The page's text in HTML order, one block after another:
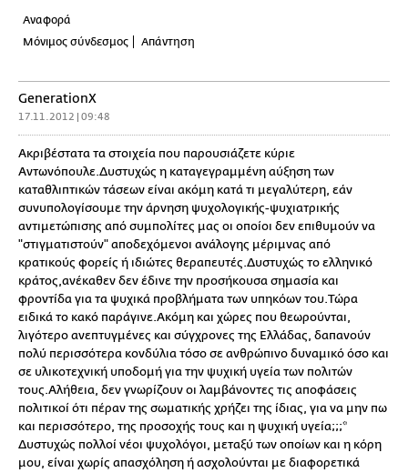
Αναφορά
Μόνιμος σύνδεσμος
Απάντηση
GenerationX
17.11.2012 | 09:48
Ακριβέστατα τα στοιχεία που παρουσιάζετε κύριε
Αντωνόπουλε.Δυστυχώς η καταγεγραμμένη αύξηση των
καταθλιπτικών τάσεων είναι ακόμη κατά τι μεγαλύτερη, εάν
συνυπολογίσουμε την άρνηση ψυχολογικής-ψυχιατρικής
αντιμετώπισης από συμπολίτες μας οι οποίοι δεν επιθυμούν να
"στιγματιστούν" αποδεχόμενοι ανάλογης μέριμνας από
κρατικούς φορείς ή ιδιώτες θεραπευτές.Δυστυχώς το ελληνικό
κράτος,ανέκαθεν δεν έδινε την προσήκουσα σημασία και
φροντίδα για τα ψυχικά προβλήματα των υπηκόων του.Τώρα
ειδικά το κακό παράγινε.Ακόμη και χώρες που θεωρούνται,
λιγότερο ανεπτυγμένες και σύγχρονες της Ελλάδας, δαπανούν
πολύ περισσότερα κονδύλια τόσο σε ανθρώπινο δυναμικό όσο και
σε υλικοτεχνική υποδομή για την ψυχική υγεία των πολιτών
τους.Αλήθεια, δεν γνωρίζουν οι λαμβάνοντες τις αποφάσεις
πολιτικοί ότι πέραν της σωματικής χρήζει της ίδιας, για να μην πω
και περισσότερο, της προσοχής τους και η ψυχική υγεία;;;*
Δυστυχώς πολλοί νέοι ψυχολόγοι, μεταξύ των οποίων και η κόρη
μου, είναι χωρίς απασχόληση ή ασχολούνται με διαφορετικά